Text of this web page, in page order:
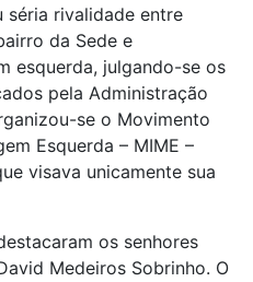
séria rivalidade entre
da Sede e
esquerda, julgando-se os
pela Administração
se o Movimento
Esquerda – MIME –
visava unicamente sua
os senhores
Medeiros Sobrinho. O